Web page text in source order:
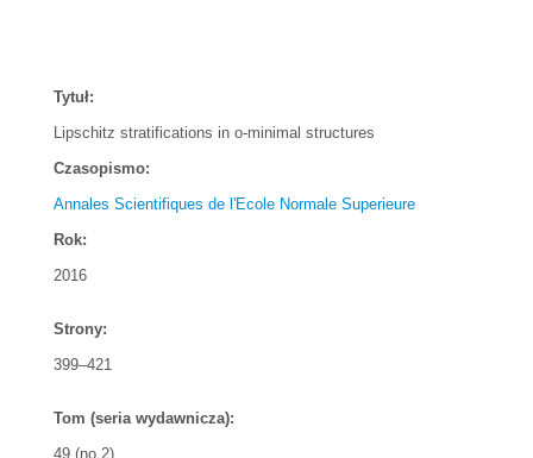
Tytuł:
Lipschitz stratifications in o-minimal structures
Czasopismo:
Annales Scientifiques de l'Ecole Normale Superieure
Rok:
2016
Strony:
399–421
Tom (seria wydawnicza):
49 (no.2)